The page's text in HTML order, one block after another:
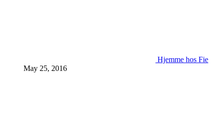
Hjemme hos Fie
May 25, 2016